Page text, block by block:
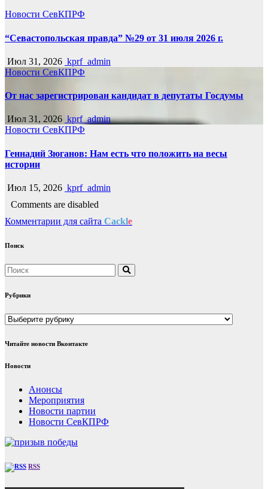
Новости СевКПРФ
“Севастопольская правда” №29 от 31 июля 2026 г.
Июл 31, 2026 kprf_admin
Новости СевКПРФ
От нас зарегистрирован кандидат в депутаты Госдумы
Июл 31, 2026 kprf_admin
Новости СевКПРФ
Геннадий Зюганов: Нам есть что положить на весы
истории
Июл 15, 2026 kprf_admin
Comments are disabled
Комментарии для сайта Cackle
Поиск
Рубрики
Рубрики
Читайте новости Вконтакте
Новости
Анонсы
Мероприятия
Новости партии
Новости СевКПРФ
RSS